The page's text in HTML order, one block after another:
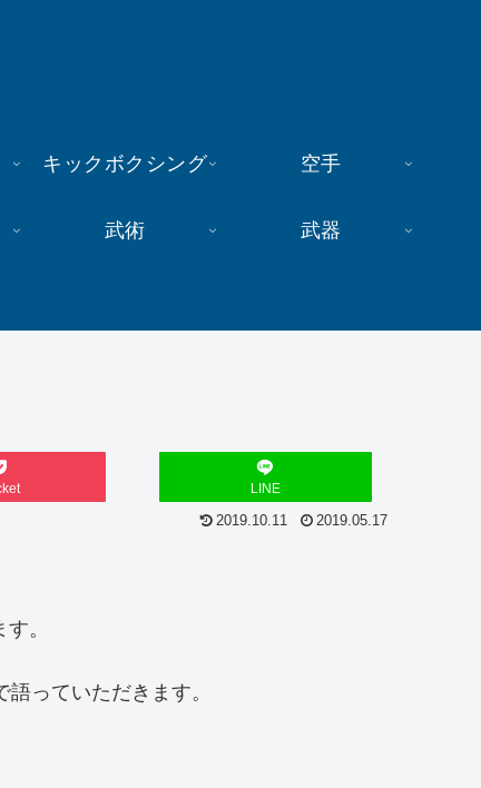
キックボクシング 空手
武術 武器
LINE
2019.10.11 2019.05.17
。
っていただきます。